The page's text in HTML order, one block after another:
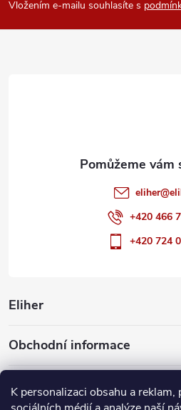
K personalizaci obsahu a
a
Vložením e-mailu souhlasíte s
Eliher
Obchodní informace
Partnerské weby
eliher@
+420 466
+420 724